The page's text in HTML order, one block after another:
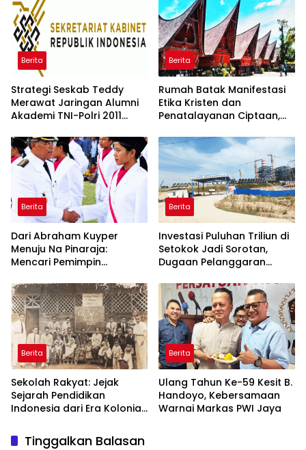
Berita
Strategi Seskab Teddy
Merawat Jaringan Alumni
Akademi TNI-Polri 2011
Membangun Loyalitas
Berita
Rumah Batak Manifestasi
Etika Kristen dan
Penatalayanan Ciptaan,
Memuliakan Tuhan
Berita
Dari Abraham Kuyper
Menuju Na Pinaraja:
Mencari Pemimpin
Depan Kawasan Danau
Toba
Berita
Investasi Puluhan Triliun di
Setokok Jadi Sorotan,
Dugaan Pelanggaran
Pekerja Mencuat
Berita
Sekolah Rakyat: Jejak
Sejarah Pendidikan
Indonesia dari Era Kolonial
Pemerintahan Prabowo
Berita
Ulang Tahun Ke-59 Kesit B.
Handoyo, Kebersamaan
Warnai Markas PWI Jaya
Tinggalkan Balasan